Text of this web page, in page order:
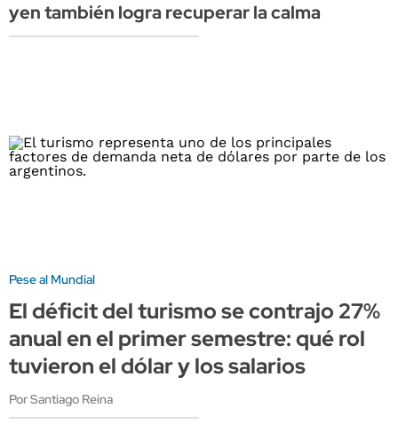
yen también logra recuperar la calma
Pese al Mundial
El déficit del turismo se contrajo 27%
anual en el primer semestre: qué rol
tuvieron el dólar y los salarios
Por Santiago Reina